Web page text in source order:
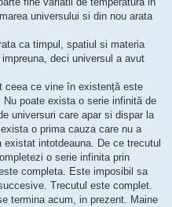
universului si din nou arata
ca timpul, spatiul si materia
deci universul a avut
ceea ce vine în existență este
poate exista o serie infinită de
universuri care apar si dispar la
o prima cauza care nu a
intotdeauna. De ce trecutul
o serie infinita prin
completa. Este imposibil sa
Trecutul este complet.
termina acum, in prezent. Maine